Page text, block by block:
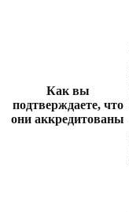
Как вы
подтверждаете, что
они аккредитованы